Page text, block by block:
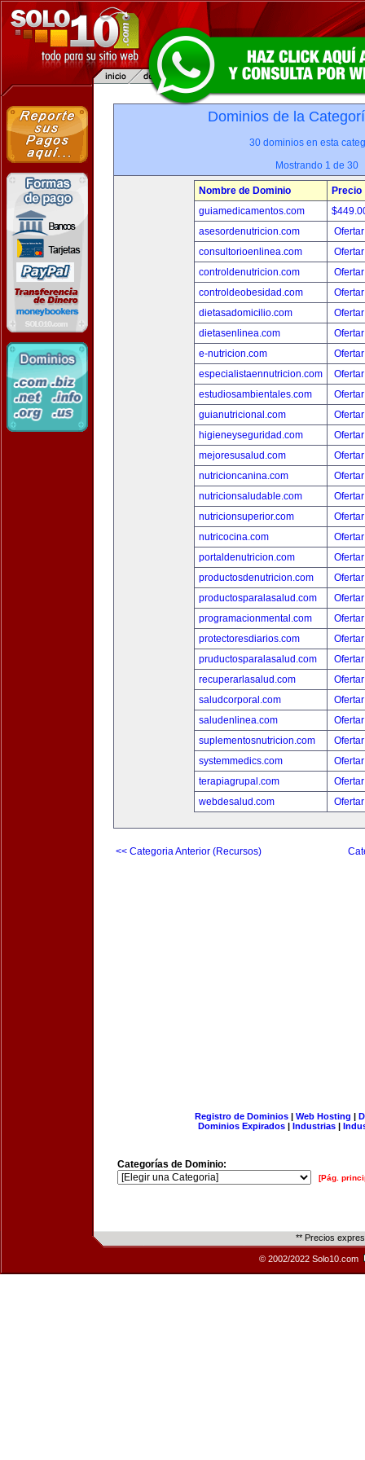
Dominios de la
30 dominios en esta
Mostrando 1 de 30
Nombre de Dominio
Precio
guiamedicamentos.com
asesordenutricion.com
consultorioenlinea.com
controldenutricion.com
controldeobesidad.com
dietasadomicilio.com
dietasenlinea.com
e-nutricion.com
especialistaennutricion.com
estudiosambientales.com
guianutricional.com
higieneyseguridad.com
mejoresusalud.com
nutricioncanina.com
nutricionsaludable.com
nutricionsuperior.com
nutricocina.com
portaldenutricion.com
productosdenutricion.com
productosparalasalud.com
programacionmental.com
protectoresdiarios.com
pruductosparalasalud.com
recuperarlasalud.com
saludcorporal.com
saludenlinea.com
suplementosnutricion.com
systemmedics.com
terapiagrupal.com
webdesalud.com
<< Categoria Anterior (Recursos)
Registro de Dominios| Web Hosting |
Dominios Expirados | Industrias |
Categorías de Dominio:
[Pág.
** Precios
© 2002/2022 Solo10.com